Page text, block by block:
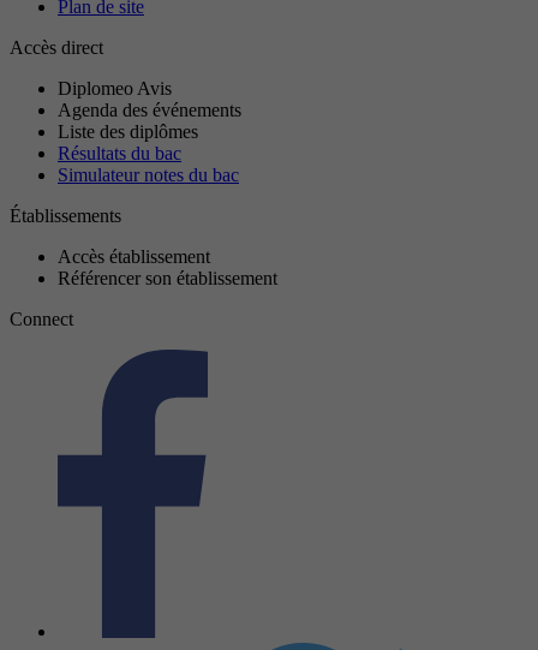
Plan de site
Accès direct
Diplomeo Avis
Agenda des événements
Liste des diplômes
Résultats du bac
Simulateur notes du bac
Établissements
Accès établissement
Référencer son établissement
Connect